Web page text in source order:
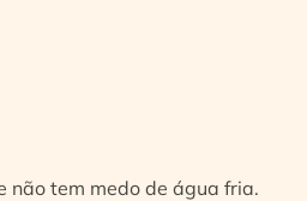
não tem medo de água fria.